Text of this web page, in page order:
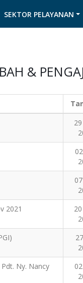
SEKTOR PELAYANAN
&
2021
Ny. Nancy